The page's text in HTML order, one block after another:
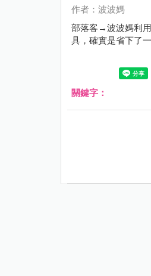
作者：波波媽
部落客→波波媽利
具，確實是省下了
關鍵字：